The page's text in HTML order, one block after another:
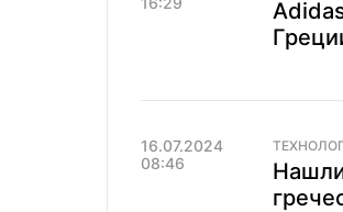
16.07.2024
08:46